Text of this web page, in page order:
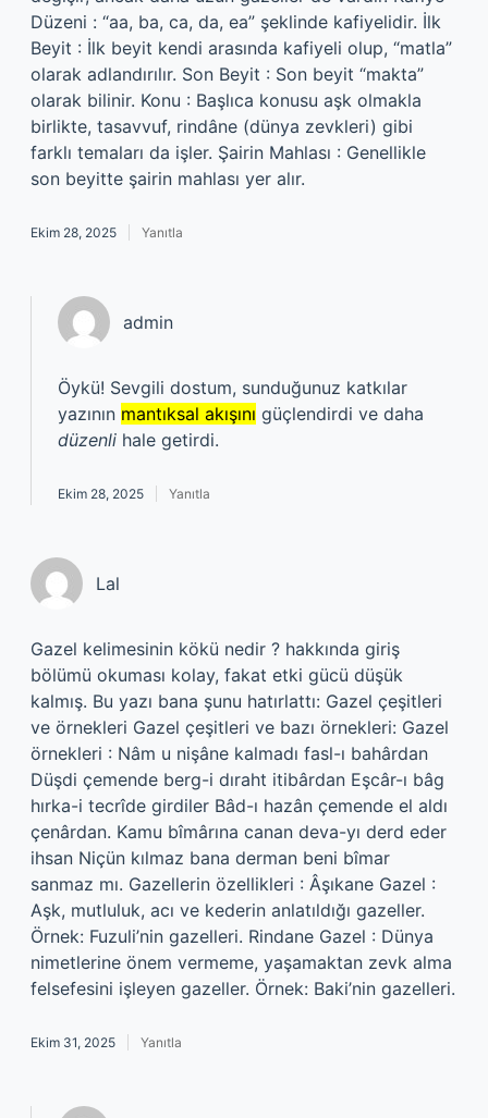
Düzeni : “aa, ba, ca, da, ea” şeklinde kafiyelidir. İlk
Beyit : İlk beyit kendi arasında kafiyeli olup, “matla”
olarak adlandırılır. Son Beyit : Son beyit “makta”
olarak bilinir. Konu : Başlıca konusu aşk olmakla
birlikte, tasavvuf, rindâne (dünya zevkleri) gibi
farklı temaları da işler. Şairin Mahlası : Genellikle
son beyitte şairin mahlası yer alır.
Ekim 28, 2025 Yanıtla
admin
Öykü! Sevgili dostum, sunduğunuz katkılar
yazının mantıksal akışını güçlendirdi ve daha
düzenli hale getirdi.
Ekim 28, 2025 Yanıtla
Lal
Gazel kelimesinin kökü nedir ? hakkında giriş
bölümü okuması kolay, fakat etki gücü düşük
kalmış. Bu yazı bana şunu hatırlattı: Gazel çeşitleri
ve örnekleri Gazel çeşitleri ve bazı örnekleri: Gazel
örnekleri : Nâm u nişâne kalmadı fasl-ı bahârdan
Düşdi çemende berg-i dıraht itibârdan Eşcâr-ı bâg
hırka-i tecrîde girdiler Bâd-ı hazân çemende el aldı
çenârdan. Kamu bîmârına canan deva-yı derd eder
ihsan Niçün kılmaz bana derman beni bîmar
sanmaz mı. Gazellerin özellikleri : Âşıkane Gazel :
Aşk, mutluluk, acı ve kederin anlatıldığı gazeller.
Örnek: Fuzuli’nin gazelleri. Rindane Gazel : Dünya
nimetlerine önem vermeme, yaşamaktan zevk alma
felsefesini işleyen gazeller. Örnek: Baki’nin gazelleri.
Ekim 31, 2025 Yanıtla